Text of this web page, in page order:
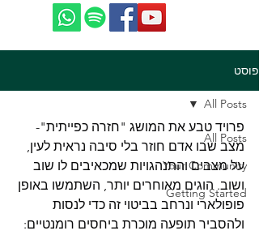
פוסט
All Posts
Your Community
Getting Started
All Posts
פרויד טבע את המושג "חזרה כפייתית"-
מצב שבו אדם חוזר בלי סיבה נראית לעין,
על מצבים והתנהגויות שמכאיבים לו שוב
ושוב. הוגים מאוחרים יותר, השתמשו באופן
פופולארי ונרחב בביטוי זה כדי לנסות
ולהסביר תופעה מוכרת ביחסים רומנטיים: